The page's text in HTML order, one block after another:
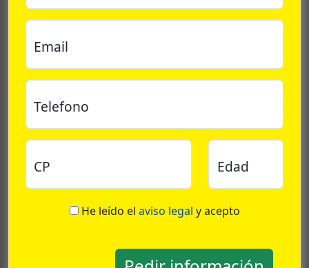
Email
Telefono
CP Edad
He leído el aviso legal y acepto